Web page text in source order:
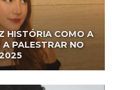
HISTÓRIA COMO A
A PALESTRAR NO